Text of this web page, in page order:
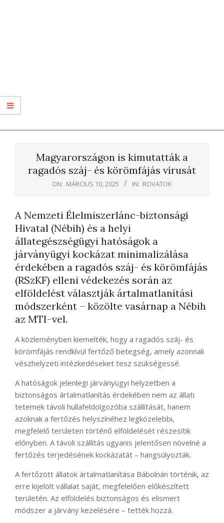
Magyarországon is kimutatták a
ragadós száj- és körömfájás vírusát
ON: MÁRCIUS 10, 2025 IN: ROVATOK
A Nemzeti Élelmiszerlánc-biztonsági
Hivatal (Nébih) és a helyi
állategészségügyi hatóságok a
járványügyi kockázat minimalizálása
érdekében a ragadós száj- és körömfájás
(RSzKF) elleni védekezés során az
elföldelést választják ártalmatlanítási
módszerként – közölte vasárnap a Nébih
az MTI-vel.
A közleményben kiemelték, hogy a ragadós száj- és
körömfájás rendkívül fertőző betegség, amely azonnali
vészhelyzeti intézkedéseket tesz szükségessé.
A hatóságok jelenlegi járványügyi helyzetben a
biztonságos ártalmatlanítás érdekében nem az állati
tetemek távoli hullafeldolgozóba szállítását, hanem
azoknak a fertőzés helyszínéhez legközelebbi,
megfelelő területen történő elföldelését részesítik
előnyben. A távoli szállítás ugyanis jelentősen növelné a
fertőzés terjedésének kockázatát – hangsúlyozták.
A fertőzött állatok ártalmatlanítása Bábolnán történik, az
erre kijelölt vállalat saját, megfelelően előkészített
területén. Az elföldelés biztonságos és elismert
módszer a járvány kezelésére – tették hozzá.